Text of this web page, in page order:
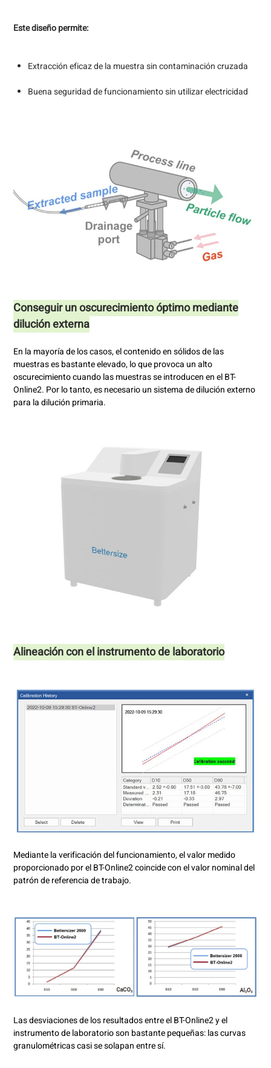
Este diseño permite:
Extracción eficaz de la muestra sin contaminación cruzada
Buena seguridad de funcionamiento sin utilizar electricidad
Conseguir un oscurecimiento óptimo mediante
dilución externa
En la mayoría de los casos, el contenido en sólidos de las
muestras es bastante elevado, lo que provoca un alto
oscurecimiento cuando las muestras se introducen en el BT-
Online2. Por lo tanto, es necesario un sistema de dilución externo
para la dilución primaria.
Alineación con el instrumento de laboratorio
Mediante la verificación del funcionamiento, el valor medido
proporcionado por el BT-Online2 coincide con el valor nominal del
patrón de referencia de trabajo.
Las desviaciones de los resultados entre el BT-Online2 y el
instrumento de laboratorio son bastante pequeñas: las curvas
granulométricas casi se solapan entre sí.